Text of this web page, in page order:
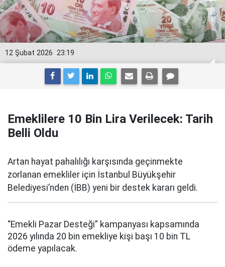
23:19
12 Şubat 2026
Emeklilere 10 Bin Lira Verilecek: Tarih
Belli Oldu
Artan hayat pahalılığı karşısında geçinmekte
zorlanan emekliler için İstanbul Büyükşehir
Belediyesi’nden (İBB) yeni bir destek kararı geldi.
“Emekli Pazar Desteği” kampanyası kapsamında
2026 yılında 20 bin emekliye kişi başı 10 bin TL
ödeme yapılacak.